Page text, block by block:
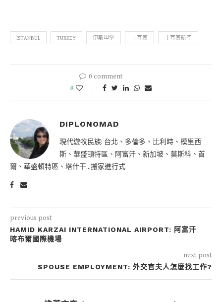
ISTANBUL TURKEY 伊斯坦堡 土耳其 土耳其航空
0 comment
0
DIPLONOMAD
現代遊牧民族: 台北、多倫多、比利時、模里西
斯、華盛頓特區、阿富汗、新加坡、莫斯科、首
爾、華盛頓特區、塔什干...搬家進行式
previous post
HAMID KARZAI INTERNATIONAL AIRPORT: 阿富汗
喀布爾國際機場
next post
SPOUSE EMPLOYMENT: 外交官夫人怎麼找工作?